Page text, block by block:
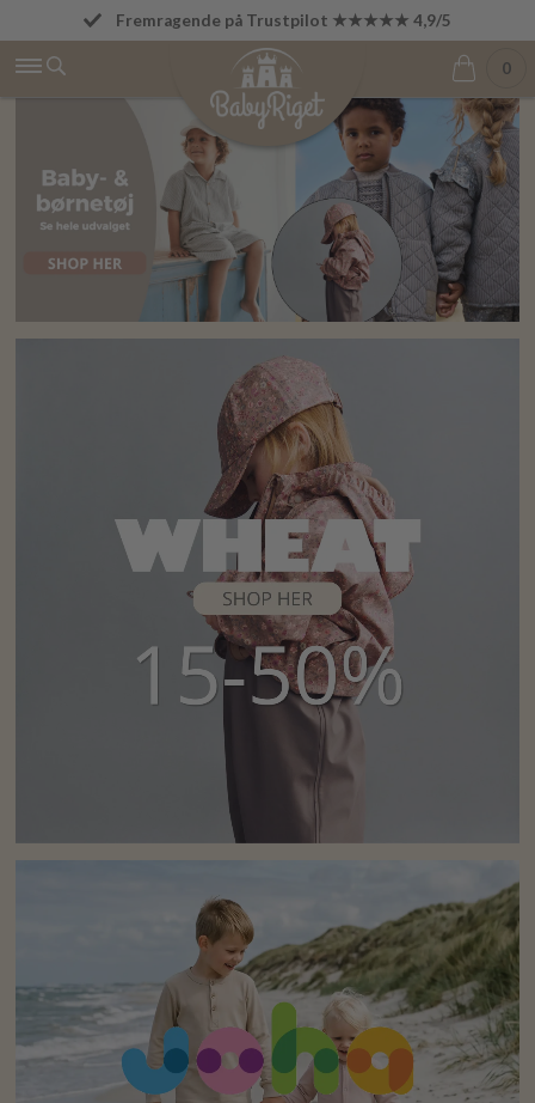
Fri fragt fra 499 kr.
Fremragende på Trustpilot ★★★★★ 4,9/5
0